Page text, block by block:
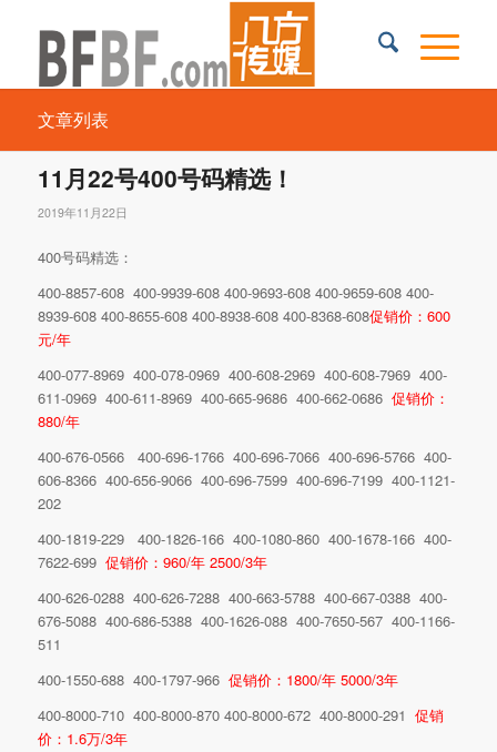
文章列表
11月22号400号码精选！
2019年11月22日
400号码精选：
400-8857-608 400-9939-608 400-9693-608 400-9659-608 400-
8939-608 400-8655-608 400-8938-608 400-8368-608促销价：600
元/年
400-077-8969 400-078-0969 400-608-2969 400-608-7969 400-
611-0969 400-611-8969 400-665-9686 400-662-0686 促销价：
880/年
400-676-0566 400-696-1766 400-696-7066 400-696-5766 400-
606-8366 400-656-9066 400-696-7599 400-696-7199 400-1121-
202
400-1819-229 400-1826-166 400-1080-860 400-1678-166 400-
7622-699 促销价：960/年 2500/3年
400-626-0288 400-626-7288 400-663-5788 400-667-0388 400-
676-5088 400-686-5388 400-1626-088 400-7650-567 400-1166-
511
400-1550-688 400-1797-966 促销价：1800/年 5000/3年
400-8000-710 400-8000-870 400-8000-672 400-8000-291 促销
价：1.6万/3年